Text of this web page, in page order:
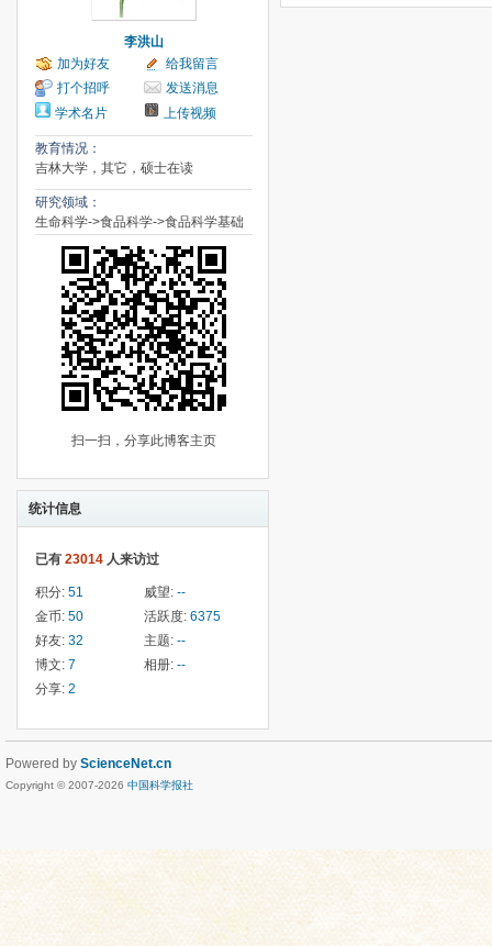
李洪山
加为好友
给我留言
打个招呼
发送消息
学术名片
上传视频
教育情况：
吉林大学，其它，硕士在读
研究领域：
生命科学->食品科学->食品科学基础
扫一扫，分享此博客主页
统计信息
已有 23014 人来访过
积分: 51 威望: --
金币: 50 活跃度: 6375
好友: 32 主题: --
博文: 7 相册: --
分享: 2
Powered by ScienceNet.cn
Copyright © 2007-2026 中国科学报社